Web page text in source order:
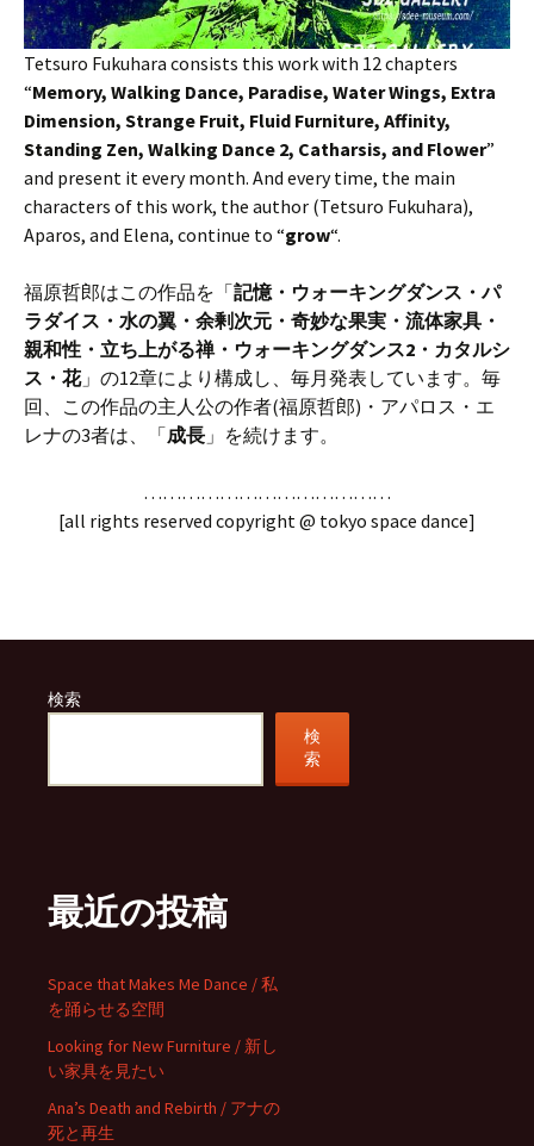
Tetsuro Fukuhara consists this work with 12 chapters
“Memory, Walking Dance, Paradise, Water Wings, Extra
Dimension, Strange Fruit, Fluid Furniture, Affinity,
Standing Zen, Walking Dance 2, Catharsis, and Flower”
and present it every month. And every time, the main
characters of this work, the author (Tetsuro Fukuhara),
Aparos, and Elena, continue to “grow“.
福原哲郎はこの作品を「記憶・ウォーキングダンス・パ
ラダイス・水の翼・余剰次元・奇妙な果実・流体家具・
親和性・立ち上がる禅・ウォーキングダンス2・カタルシ
ス・花」の12章により構成し、毎月発表しています。毎
回、この作品の主人公の作者(福原哲郎)・アパロス・エ
レナの3者は、「成長 」を続けます。
…………………………………
[all rights reserved copyright @ tokyo space dance]
検索
検
索
最近の投稿
Space that Makes Me Dance / 私
を踊らせる空間
Looking for New Furniture / 新し
い家具を見たい
Ana’s Death and Rebirth / アナの
死と再生